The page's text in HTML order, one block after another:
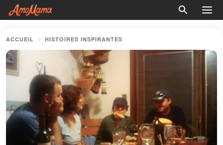
ACCUEIL HISTOIRES INSPIRANTES